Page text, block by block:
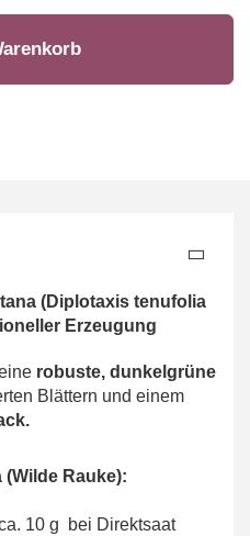
(Diplotaxis tenufolia
Erzeugung
robuste, dunkelgrüne
Blättern und einem
Rauke):
10 g bei Direktsaat